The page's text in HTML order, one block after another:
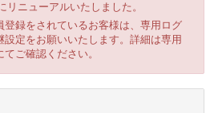
ニューアルいたしました。
登録をされているお客様は、専用ログ
定をお願いいたします。詳細は専用
ご確認ください。